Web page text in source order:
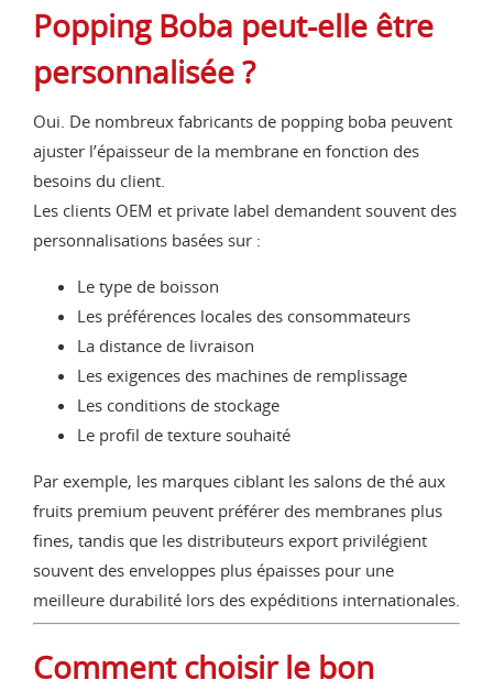
Popping Boba peut-elle être
personnalisée ?
Oui. De nombreux fabricants de popping boba peuvent
ajuster l’épaisseur de la membrane en fonction des
besoins du client.
Les clients OEM et private label demandent souvent des
personnalisations basées sur :
Le type de boisson
Les préférences locales des consommateurs
La distance de livraison
Les exigences des machines de remplissage
Les conditions de stockage
Le profil de texture souhaité
Par exemple, les marques ciblant les salons de thé aux
fruits premium peuvent préférer des membranes plus
fines, tandis que les distributeurs export privilégient
souvent des enveloppes plus épaisses pour une
meilleure durabilité lors des expéditions internationales.
Comment choisir le bon